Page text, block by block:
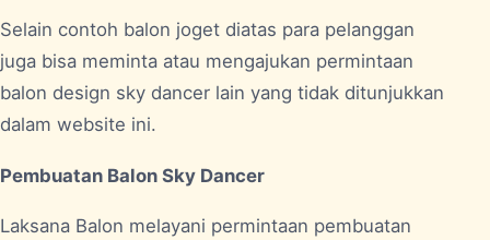
Selain contoh balon joget diatas para pelanggan
juga bisa meminta atau mengajukan permintaan
balon design sky dancer lain yang tidak ditunjukkan
dalam website ini.
Pembuatan Balon Sky Dancer
Laksana Balon melayani permintaan pembuatan